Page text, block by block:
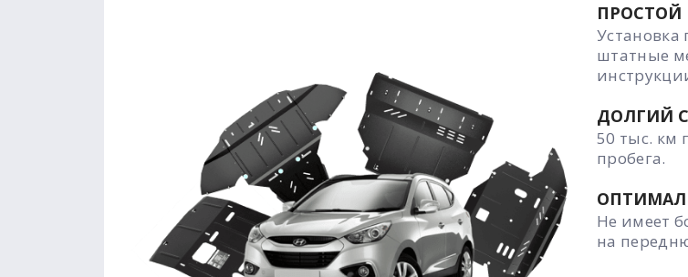
Установка
штатные
ДОЛГИЙ
50 тыс. км
пробега.
Не имеет
на